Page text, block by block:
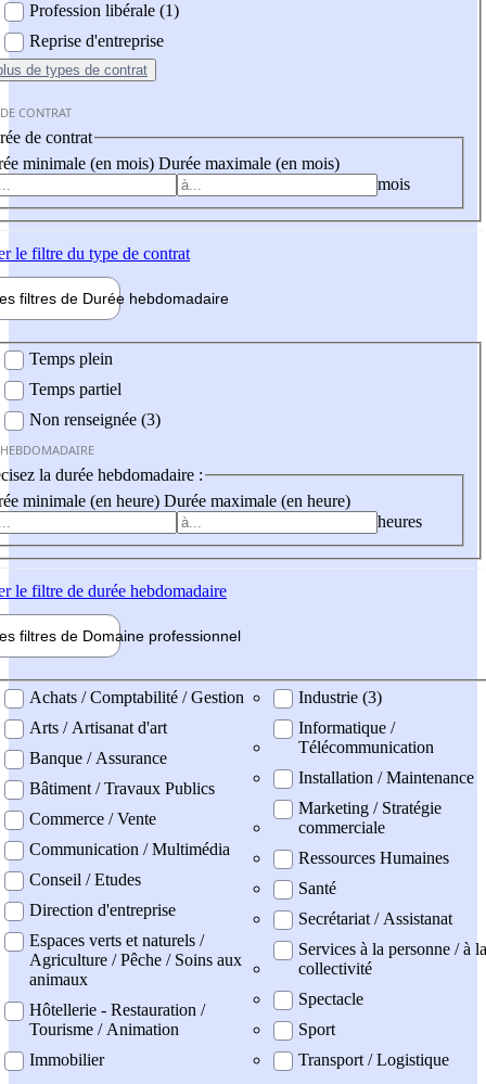
Profession libérale (1)
Reprise d'entreprise
de types de contrat
CONTRAT
de contrat
minimale (en mois) Durée maximale (en mois)
mois
le filtre du type de contrat
filtres de Durée hebdomadaire
Temps plein
Temps partiel
Non renseignée (3)
la durée hebdomadaire :
minimale (en heure) Durée maximale (en heure)
heures
le filtre de durée hebdomadaire
filtres de Domaine professionnel
professionel
Achats / Comptabilité / Gestion
Arts / Artisanat d'art
Banque / Assurance
Bâtiment / Travaux Publics
Commerce / Vente
Communication / Multimédia
Conseil / Etudes
Direction d'entreprise
Espaces verts et naturels /
Agriculture / Pêche / Soins aux
animaux
Hôtellerie - Restauration /
Tourisme / Animation
Immobilier
Industrie (3)
Informatique /
Télécommunication
Installation / Maintenance
Marketing / Stratégie
commerciale
Ressources Humaines
Santé
Secrétariat / Assistanat
Services à la personne / à la
collectivité
Spectacle
Sport
Transport / Logistique